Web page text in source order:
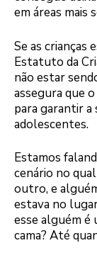
em áreas mais
Se as crianças
Estatuto da
não estar
assegura que
para garantir a
adolescentes.
Estamos
cenário no
outro, e
estava no
esse alguém é
cama? Até